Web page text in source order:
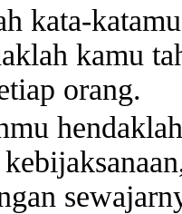
kata-
kamu
orang.